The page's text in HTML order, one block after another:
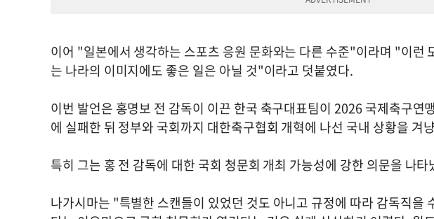
이어 "일본에서 생각하는 스포츠 응원 문화와는 다른 수준"이라며 "이런
는 나라의 이미지에도 좋은 일은 아닐 것"이라고 덧붙였다.
이번 발언은 홍명보 전 감독이 이끈 한국 축구대표팀이 2026 국제축구연
에 실패한 뒤 정부와 국회까지 대한축구협회 개혁에 나선 국내 상황을 겨
특히 그는 홍 전 감독에 대한 국회 청문회 개최 가능성에 강한 의문을 나타
나가시마는 "특별한 스캔들이 있었던 것도 아니고 규정에 따라 감독직을